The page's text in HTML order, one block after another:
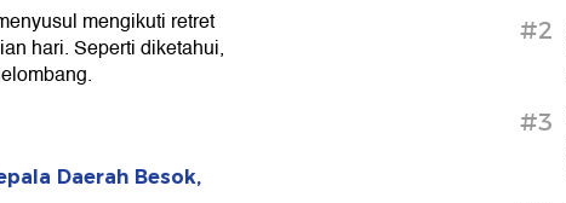
mengikuti retret
hari. Seperti diketahui,
Daerah Besok,
#2
#3